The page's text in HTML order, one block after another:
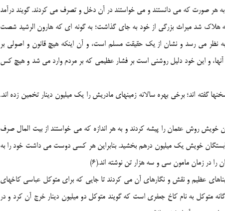
صورت که می دانستند و می خواستند در آن دخل و تصرف می کردند. گویند درآمد
هلاک شد میراث بزرگی از خود به جای گذاشت؛ به گونه ای که هارون الرشید شصت
این رقم، رقم درشتی به نظر می رسد و نشان از یک حقیقت مسلم است، و آن اینکه هیچ قانون و اصولی بر
و این خود دلیل روشنی است بر فشار عظیمی که بر مردم وارد می شد و هیچ کس
گفته اند؛ برخی بهره سالانه زمینهای مادریش را یک میلیون دینار تخمین زده اند.
روش عثمان را پیشه کردند و به هر اندازه که می خواستند از بیت المال صرف
خویش یک میلیون درهم بخشید. بنابراین هر کسی دوست می داشت خود را به
را در زمان مامون سی و سه هزار تن نوشته اند.(6)
و بناهای عظیم و نقش و نگارهای آن می کردند تا جایی که برای متوکل عباسی کاخهای
متوکل به نام کاخ جعفری است که گویند متوکل دو میلیون دینار خرج آن کرد و در